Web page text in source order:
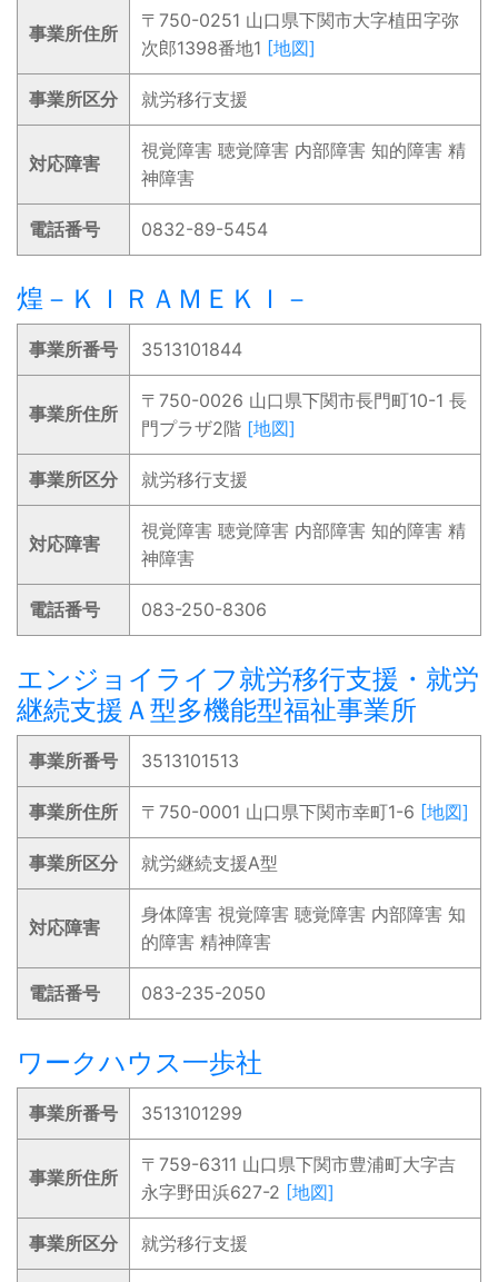
事業所住所
〒750-0251 山口県下関市大字植田字弥
次郎1398番地1 [地図]
事業所区分 就労移行支援
対応障害
視覚障害 聴覚障害 内部障害 知的障害 精
神障害
電話番号 0832-89-5454
煌－ＫＩＲＡＭＥＫＩ－
事業所番号 3513101844
事業所住所
〒750-0026 山口県下関市長門町10-1 長
門プラザ2階 [地図]
事業所区分 就労移行支援
対応障害
視覚障害 聴覚障害 内部障害 知的障害 精
神障害
電話番号 083-250-8306
エンジョイライフ就労移行支援・就労
継続支援Ａ型多機能型福祉事業所
事業所番号 3513101513
事業所住所 〒750-0001 山口県下関市幸町1-6 [地図]
事業所区分 就労継続支援A型
対応障害
身体障害 視覚障害 聴覚障害 内部障害 知
的障害 精神障害
電話番号 083-235-2050
ワークハウス一歩社
事業所番号 3513101299
事業所住所
〒759-6311 山口県下関市豊浦町大字吉
永字野田浜627-2 [地図]
事業所区分 就労移行支援